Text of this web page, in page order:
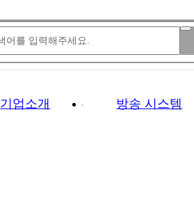
기업소개 방송 시스템